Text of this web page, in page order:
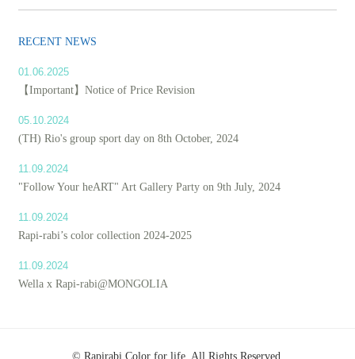
RECENT NEWS
01.06.2025
【Important】Notice of Price Revision
05.10.2024
(TH) Rio's group sport day on 8th October, 2024
11.09.2024
"Follow Your heART" Art Gallery Party on 9th July, 2024
11.09.2024
Rapi-rabi’s color collection 2024-2025
11.09.2024
Wella x Rapi-rabi@MONGOLIA
© Rapirabi Color for life. All Rights Reserved.